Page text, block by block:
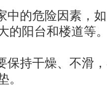
的危险因素，如
的阳台和楼道等
持干燥、不滑，
。